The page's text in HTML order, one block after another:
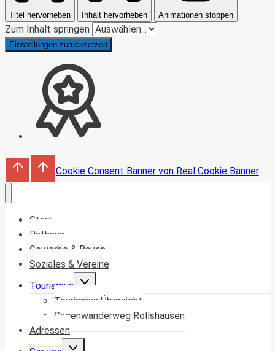
Titel hervorheben Inhalt hervorheben Animationen stoppen
Zum Inhalt springen
Einstellungen zurücksetzen
Cookie Consent Banner von Real Cookie Banner
Start
Rathaus
Gewerbe & Bauen
Soziales & Vereine
Tourismus
Untermenü
umschalten
Tourismus Übersicht
Sagenwanderweg Röllshausen
Adressen
Untermenü